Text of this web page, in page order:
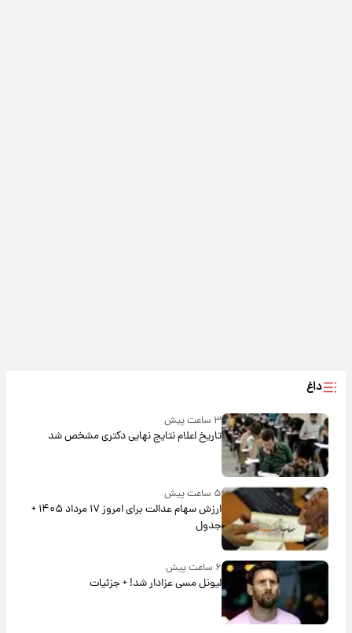
داغ
۳ ساعت پیش
تاریخ اعلام نتایج نهایی دکتری مشخص شد
۵ ساعت پیش
ارزش سهام عدالت برای امروز ۱۷ مرداد ۱۴۰۵ +
جدول
۶ ساعت پیش
لیونل مسی عزادار شد! + جزئیات